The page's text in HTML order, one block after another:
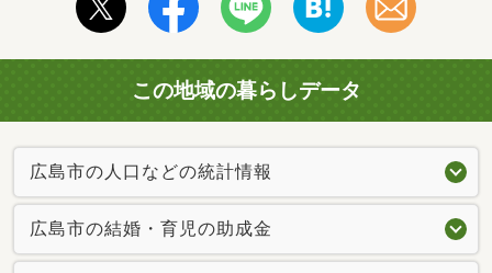
この地域の暮らしデータ
広島市の人口などの統計情報
広島市の結婚・育児の助成金